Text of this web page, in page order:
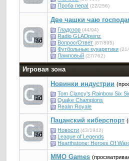
Проба пера! (22/256)
Две чашки чаю
Гладозор (44/94)
Radio GLADpwnz
Вопрос/Ответ (87/895)
Футбольные кукаретики
Ламповый (27/762)
Игровая зона
Новинки индустрии
Tom Clancy's Rainbow Six
Quake Champions
Realm Royale
Пацанский киберспорт
Новости (43/1942)
League of Legends
Hearthstone: Heroes Of
MMO Games